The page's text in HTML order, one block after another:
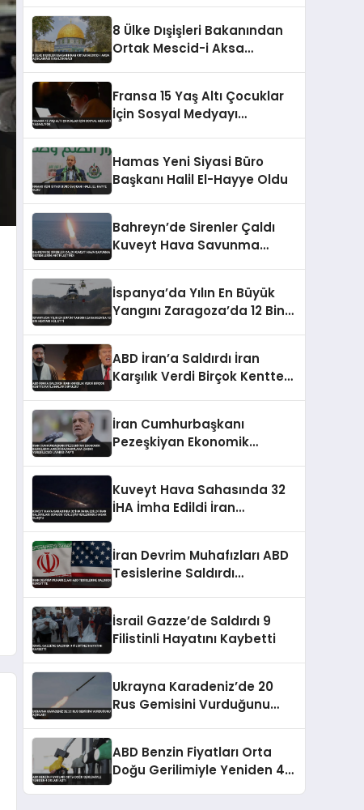
8 Ülke Dışişleri Bakanından
Ortak Mescid-i Aksa
Fransa 15 Yaş Altı Çocuklar
İçin Sosyal Medyayı
Hamas Yeni Siyasi Büro
Başkanı Halil El-Hayye Oldu
Bahreyn’de Sirenler Çaldı
Kuveyt Hava Savunma
İspanya’da Yılın En Büyük
Yangını Zaragoza’da 12 Bin
ABD İran’a Saldırdı İran
Karşılık Verdi Birçok Kentte
İran Cumhurbaşkanı
Pezeşkiyan Ekonomik
Verebileceği Uyarısı Yaptı
Kuveyt Hava Sahasında 32
İHA İmha Edildi İran
İran Devrim Muhafızları ABD
Tesislerine Saldırdı
İsrail Gazze’de Saldırdı 9
Filistinli Hayatını Kaybetti
Ukrayna Karadeniz’de 20
Rus Gemisini Vurduğunu
ABD Benzin Fiyatları Orta
Doğu Gerilimiyle Yeniden 4